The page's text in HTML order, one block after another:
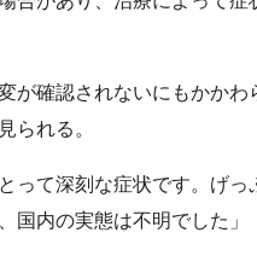
確認されないにもかかわ
られる。
て深刻な症状です。げっ
国内の実態は不明でした」